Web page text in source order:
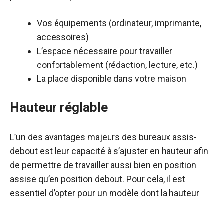
Vos équipements (ordinateur, imprimante,
accessoires)
L’espace nécessaire pour travailler
confortablement (rédaction, lecture, etc.)
La place disponible dans votre maison
Hauteur réglable
L’un des avantages majeurs des bureaux assis-
debout est leur capacité à s’ajuster en hauteur afin
de permettre de travailler aussi bien en position
assise qu’en position debout. Pour cela, il est
essentiel d’opter pour un modèle dont la hauteur